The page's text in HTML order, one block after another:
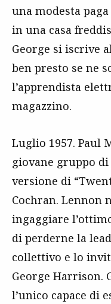
una modesta
in una casa
George si iscrive
ben presto se ne
l’apprendista
magazzino.
Luglio 1957. Paul
giovane gruppo
versione di
Cochran. Lennon
ingaggiare
di perderne la
collettivo e lo
George Harrison.
l’unico capace di